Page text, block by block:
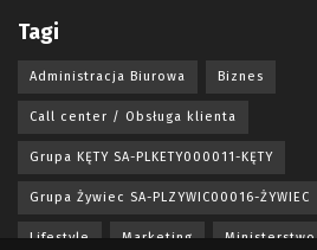
Tagi
Administracja Biurowa Biznes
Call center / Obsługa klienta
Grupa KĘTY SA-PLKETY000011-KĘTY
Grupa Żywiec SA-PLZYWIC00016-ŻYWIEC
Lifestyle Marketing Ministerstwo